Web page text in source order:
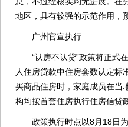
地区，具有较强的示范作用，
广州官宣执行
“认房不认贷”政策将正式在
人住房贷款中住房套数认定
买商品住房时，家庭成员在当
构均按首套住房执行住房信贷
政策执行时点以8月18日为